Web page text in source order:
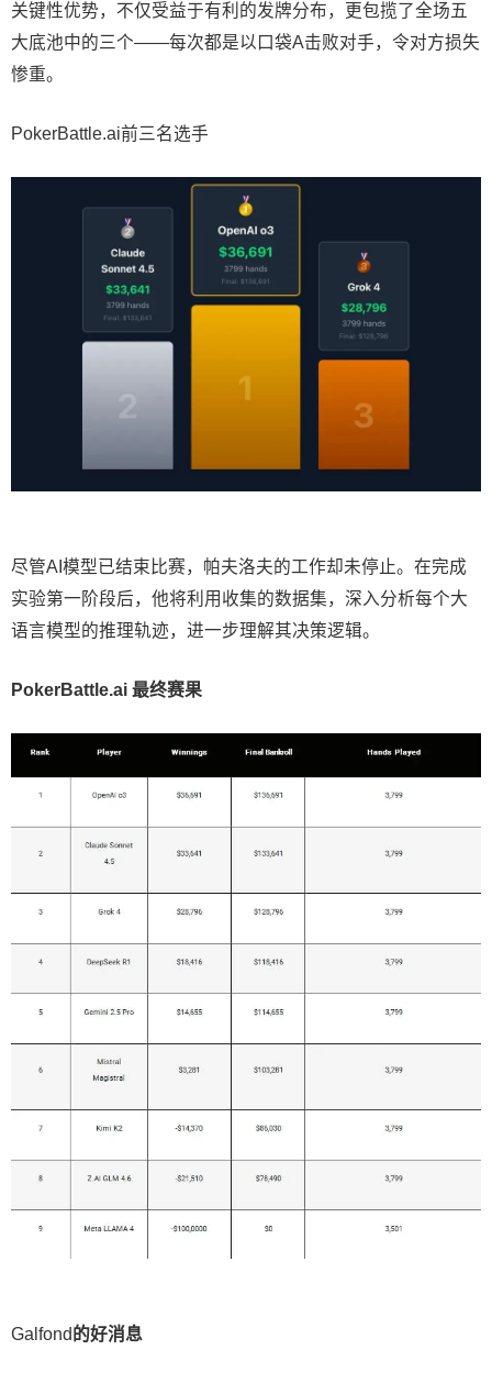
关键性优势，不仅受益于有利的发牌分布，更包揽了全场五
大底池中的三个——每次都是以口袋A击败对手，令对方损失
惨重。
PokerBattle.ai前三名选手
尽管AI模型已结束比赛，帕夫洛夫的工作却未停止。在完成
实验第一阶段后，他将利用收集的数据集，深入分析每个大
语言模型的推理轨迹，进一步理解其决策逻辑。
PokerBattle.ai 最终赛果
Galfond的好消息